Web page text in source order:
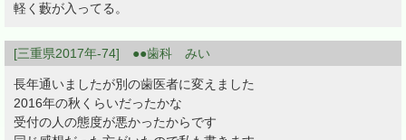
軽く藪が入ってる。
[三重県2017年-74] ●●歯科 みい
長年通いましたが別の歯医者に変えました
2016年の秋くらいだったかな
受付の人の態度が悪かったからです